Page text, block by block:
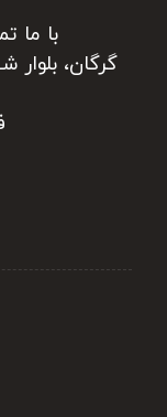
با ما تماس
گرگان،